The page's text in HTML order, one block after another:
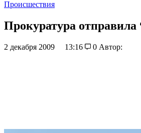
Происшествия
Прокуратура
2 декабря 2009 13:16 0 Автор: